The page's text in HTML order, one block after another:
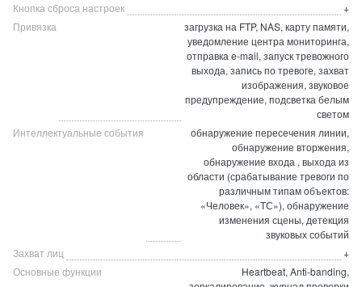
Кнопка сброса настроек
+
Привязка
загрузка на FTP, NAS, карту памяти,
уведомление центра мониторинга,
отправка e-mail, запуск тревожного
выхода, запись по тревоге, захват
изображения, звуковое
предупреждение, подсветка белым
светом
Интеллектуальные события
обнаружение пересечения линии,
обнаружение вторжения,
обнаружение входа , выхода из
области (срабатывание тревоги по
различным типам объектов:
«Человек», «ТС»), обнаружение
изменения сцены, детекция
звуковых событий
Захват лиц
+
Основные функции
Heartbeat, Anti-banding,